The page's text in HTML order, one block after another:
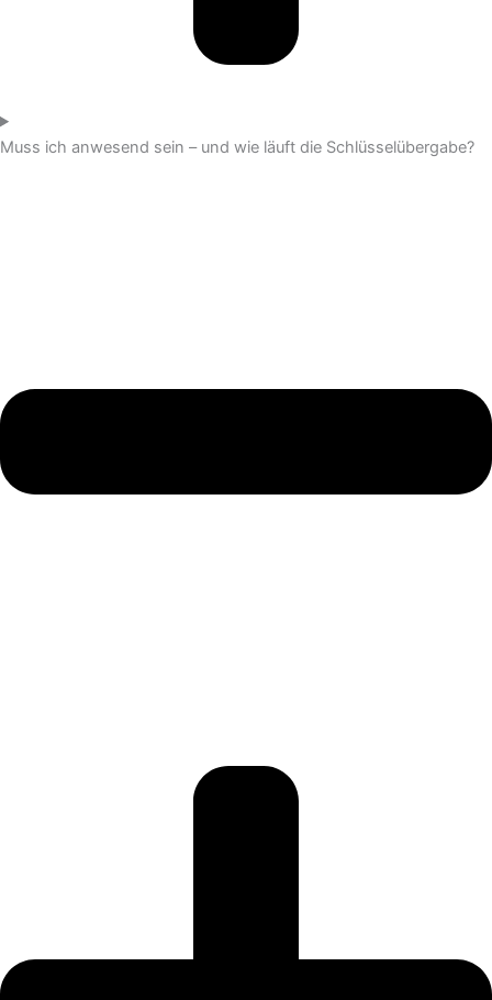
Muss ich anwesend sein – und wie läuft die Schlüsselübergabe?